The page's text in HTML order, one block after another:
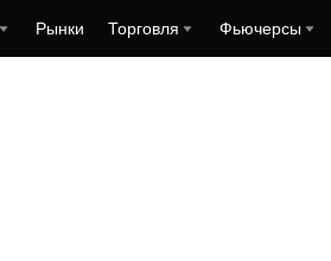
Рынки Торговля Фьючерсы